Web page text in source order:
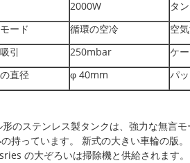
2000W タ
ード
循環の空冷 空
引
250mbar ケ
直径
φ 40mm パ
形のステンレス製タンクは、強力な無言
持っています。 新式の大きい車輪の版
の大ぞろいは掃除機と供給されます。